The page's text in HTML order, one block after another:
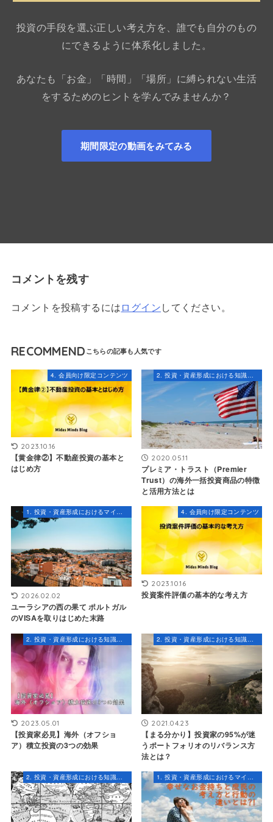
投資の手段を選ぶ正しい考え方を、誰でも自分のもの
にできるように体系化しました。
あなたも「お金」「時間」「場所」に縛られない生活
をするためのヒントを学んでみませんか？
期間限定の動画をみてみる
コメントを残す
コメントを投稿するにはログインしてください。
RECOMMEND
4. 会員向け限定コンテンツ
2023.10.16
【黄金律②】不動産投資の基本と
はじめ方
2. 投資・資産形成における知識とスキル
2020.05.11
プレミア・トラスト（Premier
Trust）の海外一括投資商品の特徴
と活用方法とは
1. 投資・資産形成におけるマインドセット
2026.02.02
ユーラシアの西の果て ポルトガル
のVISAを取りはじめた末路
4. 会員向け限定コンテンツ
2023.10.16
投資案件評価の基本的な考え方
2023.05.01
【投資家必見】海外（オフショ
ア）積立投資の3つの効果
2021.04.23
【まる分かり】投資家の95%が迷
うポートフォリオのリバランス方
法とは？
2. 投資・資産形成における知識とスキル 1. 投資・資産形成におけるマインドセット